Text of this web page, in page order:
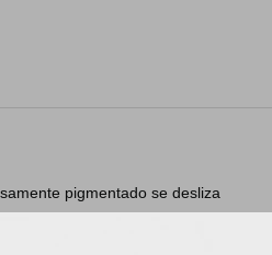
pigmentado se desliza